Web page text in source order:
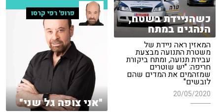
כשהניידת בשטח,
הנהגים במתח
המאזין ראה ניידת של
משטרת התנועה מבצעת
עבירת תנועה, ומתח ביקורת
חריפה: "יש שוטרים
שמזהמים את המדים שהם
לובשים"
20/05/2020
פרופ' רפי קרסו
"אני צופה גל שני"